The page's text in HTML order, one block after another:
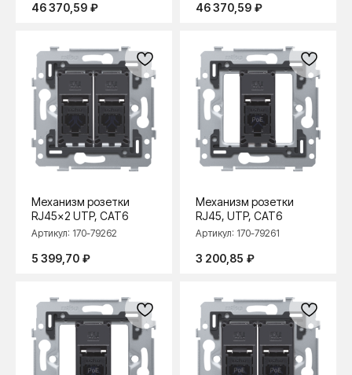
46 370,59 ₽ 46 370,59 ₽
Механизм розетки
RJ45x2 UTP, CAT6
Артикул: 170-79262
5 399,70 ₽
Механизм розетки
RJ45, UTP, CAT6
Артикул: 170-79261
3 200,85 ₽